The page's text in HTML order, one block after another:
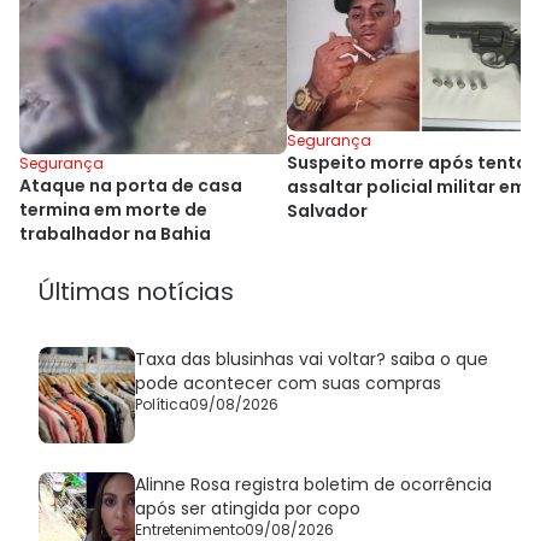
Segurança
Ataque na porta de casa
termina em morte de
trabalhador na Bahia
Segurança
Suspeito morre após tentar
assaltar policial militar em
Salvador
Últimas notícias
Taxa das blusinhas vai voltar? saiba o que
pode acontecer com suas compras
Política09/08/2026
Alinne Rosa registra boletim de ocorrência
após ser atingida por copo
Entretenimento09/08/2026